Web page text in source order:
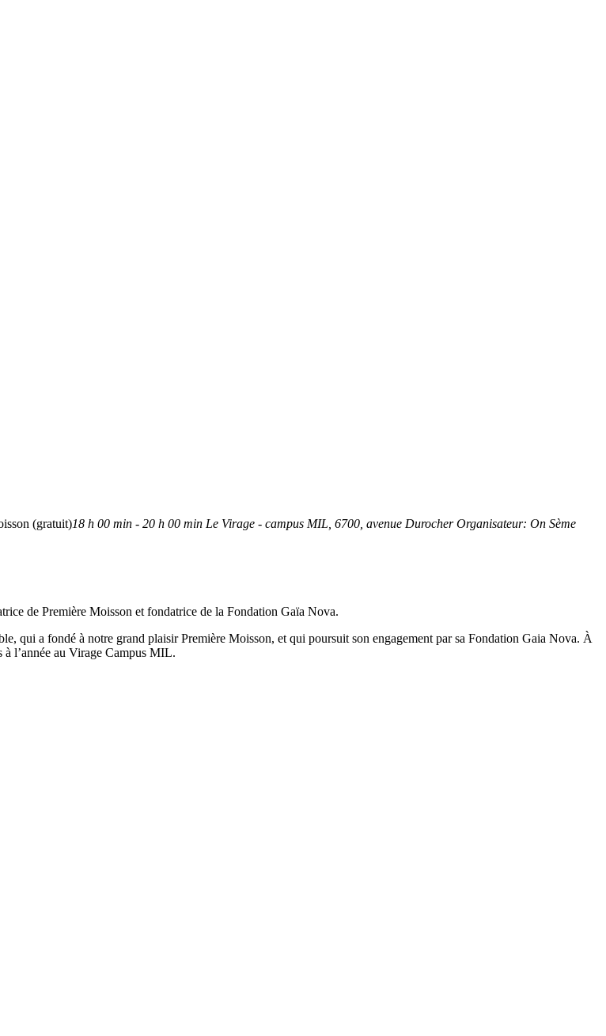
(gratuit)18 h 00 min - 20 h 00 min Le Virage - campus MIL , 6700, avenue Durocher Organisateur: On Sème
de Première Moisson et fondatrice de la Fondation Gaïa Nova.
qui a fondé à notre grand plaisir Première Moisson, et qui poursuit son engagement par sa Fondation Gaia Nova. À
à l’année au Virage Campus MIL.